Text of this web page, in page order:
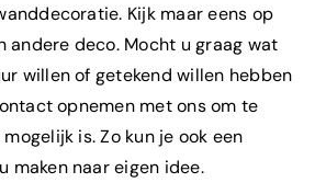
Kijk maar eens op
andere deco. Mocht u graag wat
willen of getekend willen hebben
opnemen met ons om te
is. Zo kun je ook een
maken naar eigen idee.